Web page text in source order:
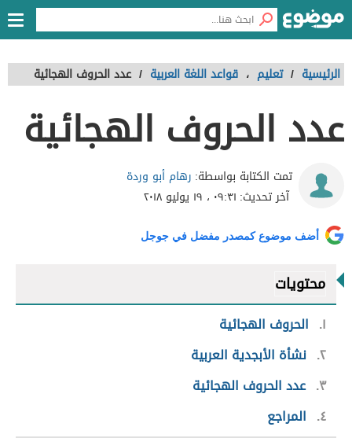
الرئيسية / تعليم ، قواعد اللغة العربية / عدد الحروف الهجائية
عدد الحروف الهجائية
تمت الكتابة بواسطة: رهام أبو وردة
آخر تحديث: ٠٩:٣١ ، ١٩ يوليو ٢٠١٨
أضف موضوع كمصدر مفضل في جوجل
محتويات
١
الحروف الهجائية
٢ نشأة الأبجدية العربية
٣ عدد الحروف الهجائية
٤
المراجع